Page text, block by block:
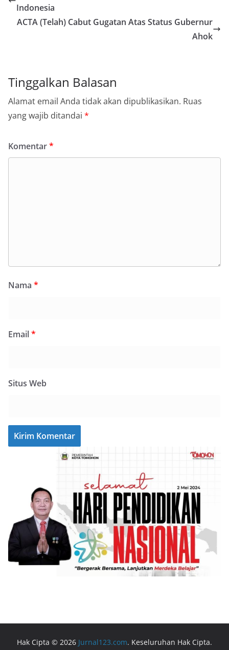
Indonesia
ACTA (Telah) Cabut Gugatan Atas Status Gubernur
Ahok
Tinggalkan Balasan
Alamat email Anda tidak akan dipublikasikan. Ruas
yang wajib ditandai *
Komentar*
Nama *
Email*
Situs Web
Hak Cipta © 2026 Jurnal123.com. Keseluruhan Hak Cipta.